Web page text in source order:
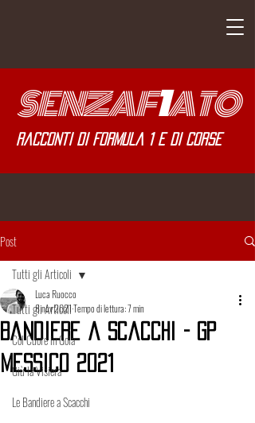
SENZAF1ATO
Racconti di Formula 1 e di corse
Post
Tutti gli Articoli
Col Cuore in Gola
Giù la Visiera
Le Bandiere a Scacchi
Tutti gli Articoli
Bandiere a Scacchi - GP
Messico 2021
Luca Ruocco
8 nov 2021Tempo di lettura: 7 min